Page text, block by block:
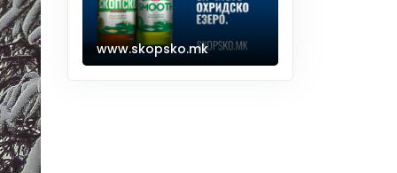
www.skopsko.mk